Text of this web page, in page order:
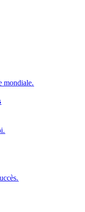
mondiale.​​